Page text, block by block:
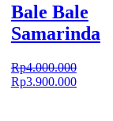
Bale Bale
Samarinda
Rp4.000.000
Harga
Rp3.900.000Harga